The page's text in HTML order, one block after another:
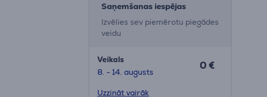
Saņemšanas iespējas
Izvēlies sev piemērotu piegādes
veidu
Veikals
8. - 14. augusts
0 €
Uzzināt vairāk